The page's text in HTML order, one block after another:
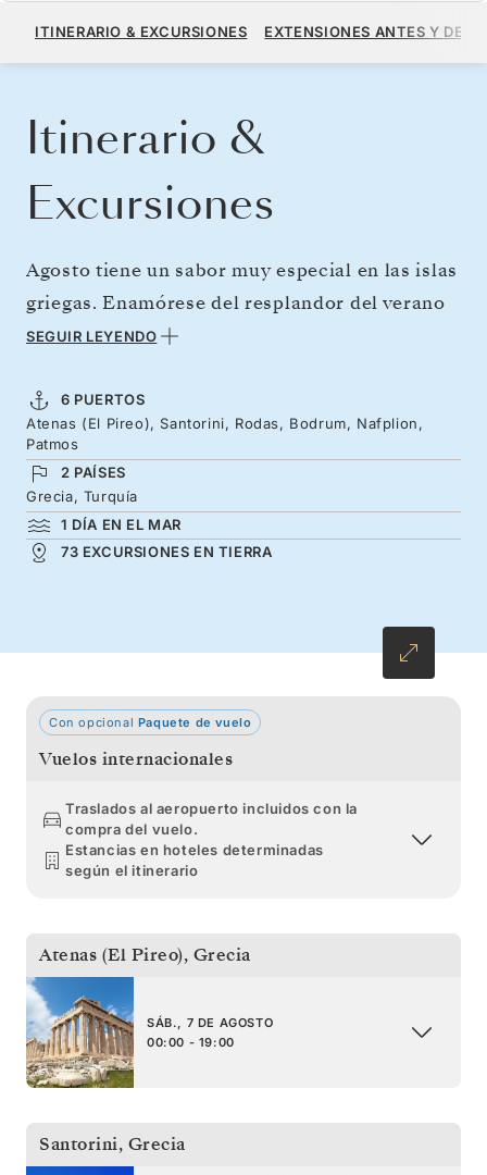
4680 US$
ITINERARIO & EXCURSIONES EXTENSIONES ANTES Y
Itinerario &
Excursiones
Agosto tiene un sabor muy especial en las islas
griegas. Enamórese del resplandor del verano
en unos mares que se extienden hasta donde
de esta región mágica. En un recorrido circular
desde Atenas, visite la romántica Santorini, el
esplendor medieval de Rodas y la joya de la
Costa Azul turca, Bodrum, antes de
desconectar en la bíblica Patmos. También
podrá explorar la mitología del legendario y
SEGUIR LEYENDO
6 PUERTOS
Atenas (El Pireo), Santorini, Rodas, Bodrum, Nafplion,
Patmos
2 PAÍSES
Grecia, Turquía
1 DÍA EN EL MAR
73 EXCURSIONES EN TIERRA
Con opcional Paquete de vuelo
Vuelos internacionales
Traslados al aeropuerto incluidos con la
compra del vuelo.
Estancias en hoteles determinadas
según el itinerario
Atenas (El Pireo), Grecia
SÁB., 7 DE AGOSTO
00:00 - 19:00
Santorini, Grecia